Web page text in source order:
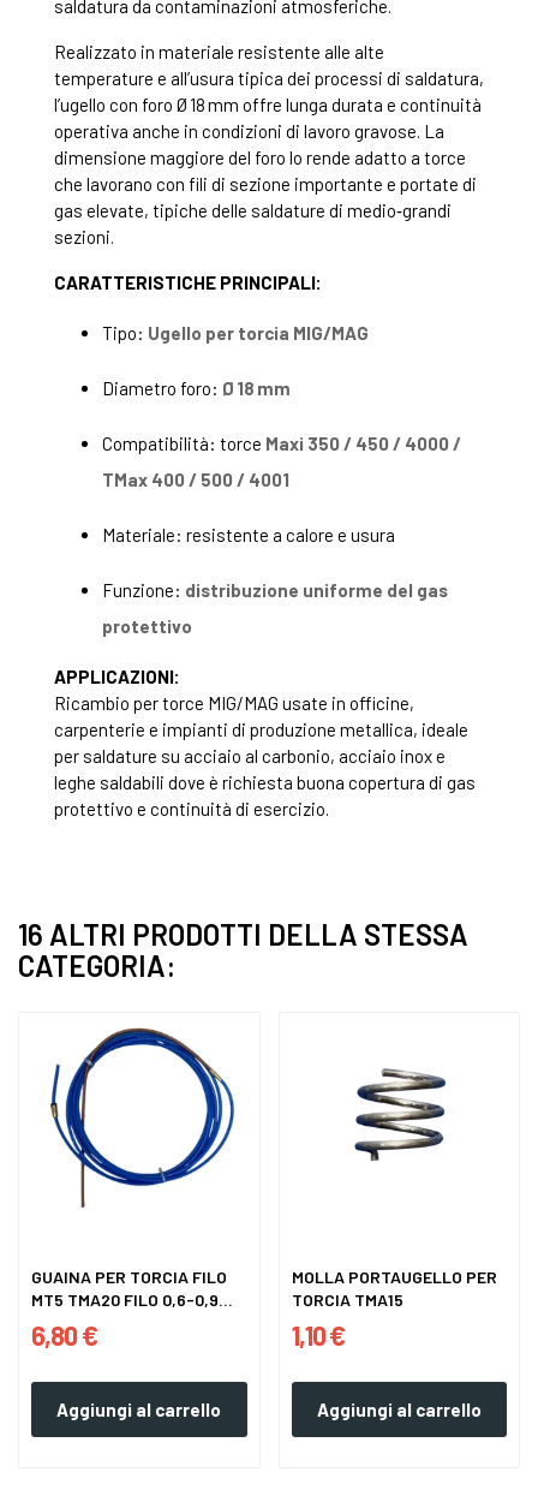
saldatura da contaminazioni atmosferiche.
Realizzato in materiale resistente alle alte
temperature e all’usura tipica dei processi di saldatura,
l’ugello con foro Ø 18 mm offre lunga durata e continuità
operativa anche in condizioni di lavoro gravose. La
dimensione maggiore del foro lo rende adatto a torce
che lavorano con fili di sezione importante e portate di
gas elevate, tipiche delle saldature di medio‑grandi
sezioni.
CARATTERISTICHE PRINCIPALI:
Tipo: Ugello per torcia MIG/MAG
Diametro foro: Ø 18 mm
Compatibilità: torce Maxi 350 / 450 / 4000 /
TMax 400 / 500 / 4001
Materiale: resistente a calore e usura
Funzione: distribuzione uniforme del gas
protettivo
APPLICAZIONI:
Ricambio per torce MIG/MAG usate in officine,
carpenterie e impianti di produzione metallica, ideale
per saldature su acciaio al carbonio, acciaio inox e
leghe saldabili dove è richiesta buona copertura di gas
protettivo e continuità di esercizio.
16 ALTRI PRODOTTI DELLA STESSA
CATEGORIA:
GUAINA PER TORCIA FILO
MT5 TMA20 FILO 0,6-0,9
BLU
6,80 €
Aggiungi al carrello
MOLLA PORTAUGELLO PER
TORCIA TMA15
1,10 €
Aggiungi al carrello